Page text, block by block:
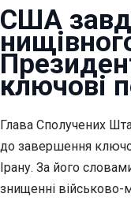
США
ключові
Глава Сполучених
до завершення
Ірану. За його
знищенні військово-